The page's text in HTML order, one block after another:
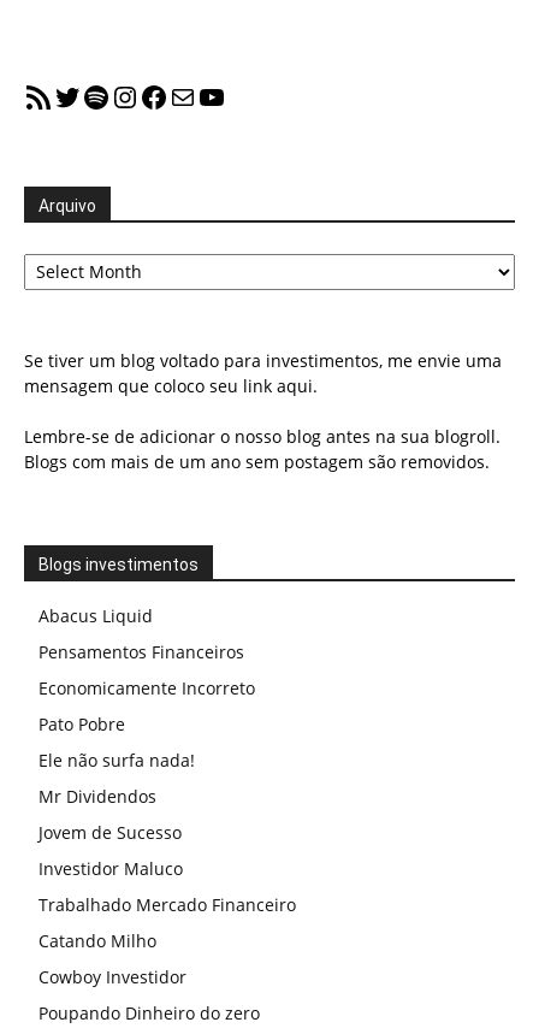
RSS FeedTwitter
Spotify
Instagram
Facebook
MailYouTube
Arquivo
Arquivo
Se tiver um blog voltado para investimentos, me envie uma
mensagem que coloco seu link aqui.
Lembre-se de adicionar o nosso blog antes na sua blogroll.
Blogs com mais de um ano sem postagem são removidos.
Blogs investimentos
Abacus Liquid
Pensamentos Financeiros
Economicamente Incorreto
Pato Pobre
Ele não surfa nada!
Mr Dividendos
Jovem de Sucesso
Investidor Maluco
Trabalhado Mercado Financeiro
Catando Milho
Cowboy Investidor
Poupando Dinheiro do zero